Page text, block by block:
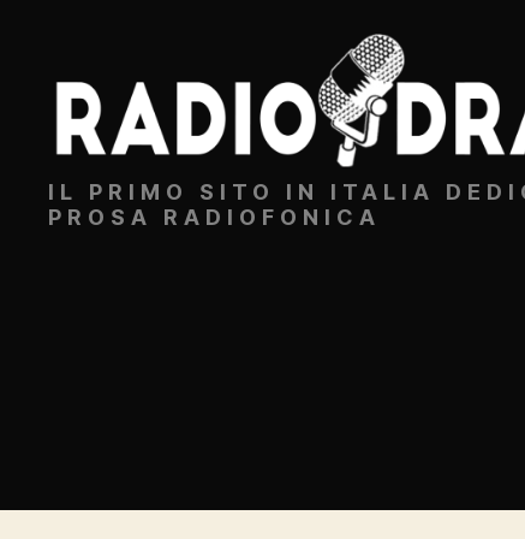
Radiodrammi.it
IL PRIMO SITO IN ITALIA
PROSA RADIOFONICA